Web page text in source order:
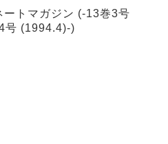
ートマガジン (-13巻3号
号 (1994.4)-)